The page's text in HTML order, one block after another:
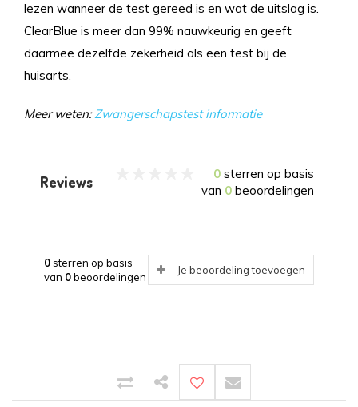
lezen wanneer de test gereed is en wat de uitslag is.
ClearBlue is meer dan 99% nauwkeurig en geeft
daarmee dezelfde zekerheid als een test bij de
huisarts.
Meer weten:Zwangerschapstest informatie
Reviews 0 sterren op basis
van 0 beoordelingen
0sterren op basis
van 0beoordelingen
Je beoordeling toevoegen